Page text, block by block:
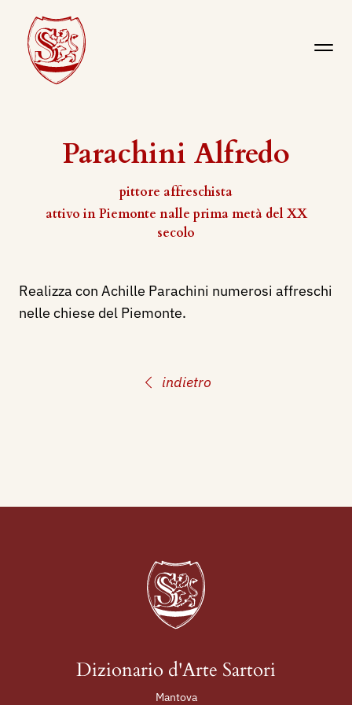
Parachini Alfredo
pittore affreschista
attivo in Piemonte nalle prima metà del XX
secolo
indietro
Realizza con Achille Parachini numerosi affreschi
nelle chiese del Piemonte.
Dizionario d'Arte Sartori
Mantova